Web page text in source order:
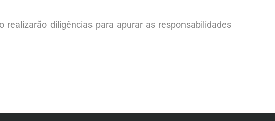
diligências para apurar as responsabilidades